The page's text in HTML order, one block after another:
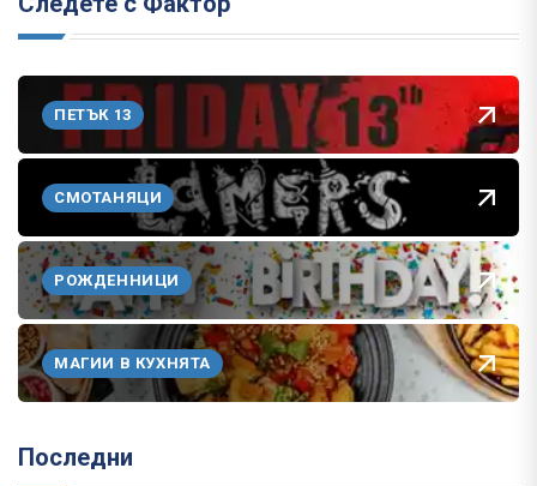
ПЕТЪК 13
СМОТАНЯЦИ
РОЖДЕННИЦИ
МАГИИ В КУХНЯТА
Последни